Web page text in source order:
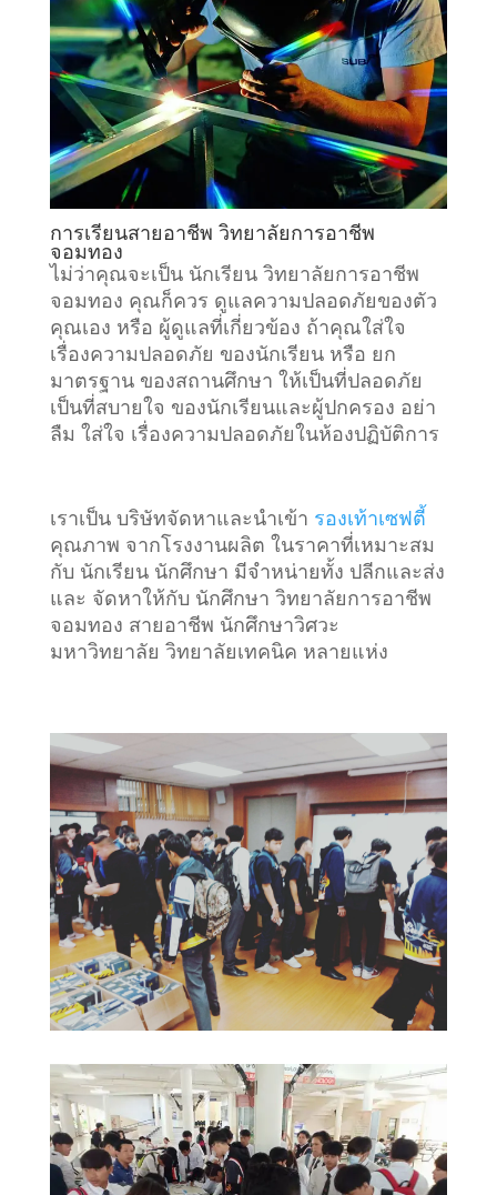
การเรียนสายอาชีพ วิทยาลัยการอาชีพ
จอมทอง
ไม่ว่าคุณจะเป็น นักเรียน วิทยาลัยการอาชีพ
จอมทอง คุณก็ควร ดูแลความปลอดภัยของตัว
คุณเอง หรือ ผู้ดูแลที่เกี่ยวข้อง ถ้าคุณใส่ใจ
เรื่องความปลอดภัย ของนักเรียน หรือ ยก
มาตรฐาน ของสถานศึกษา ให้เป็นที่ปลอดภัย
เป็นที่สบายใจ ของนักเรียนและผู้ปกครอง อย่า
ลืม ใส่ใจ เรื่องความปลอดภัยในห้องปฏิบัติการ
เราเป็น บริษัทจัดหาและนำเข้า รองเท้าเซฟตี้
คุณภาพ จากโรงงานผลิต ในราคาที่เหมาะสม
กับ นักเรียน นักศึกษา มีจำหน่ายทั้ง ปลีกและส่ง
และ จัดหาให้กับ นักศึกษา วิทยาลัยการอาชีพ
จอมทอง สายอาชีพ นักศึกษาวิศวะ
มหาวิทยาลัย วิทยาลัยเทคนิค หลายแห่ง